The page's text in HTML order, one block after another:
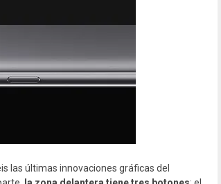
las últimas innovaciones gráficas del